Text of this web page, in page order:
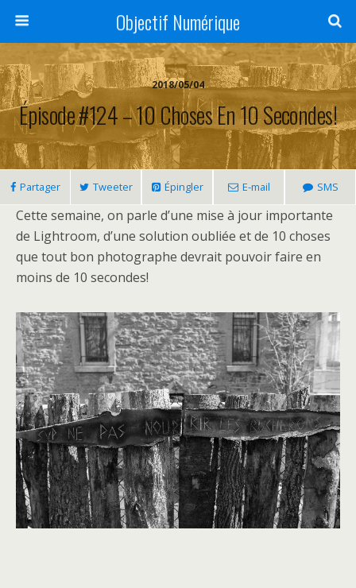
Objectif Numérique
2018/05/04
Épisode #124 – 10 Choses En 10 Secondes!
Partager Tweeter Épingler E-mail SMS
Cette semaine, on parle d’une mise à jour importante
de Lightroom, d’une solution oubliée et de 10 choses
que tout bon photographe devrait pouvoir faire en
moins de 10 secondes!